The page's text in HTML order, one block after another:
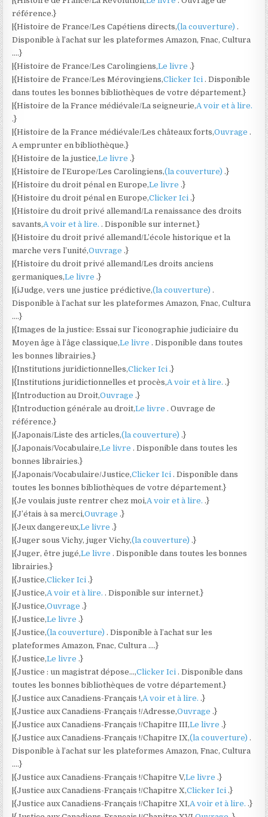
référence.}
|{Histoire de France/Les Capétiens directs,(la couverture).
Disponible à l’achat sur les plateformes Amazon, Fnac, Cultura
….}
|{Histoire de France/Les Carolingiens,Le livre.}
|{Histoire de France/Les Mérovingiens,Clicker Ici. Disponible
dans toutes les bonnes bibliothèques de votre département.}
|{Histoire de la France médiévale/La seigneurie,A voir et à lire.
.}
|{Histoire de la France médiévale/Les châteaux forts,Ouvrage.
A emprunter en bibliothèque.}
|{Histoire de la justice,Le livre.}
|{Histoire de l’Europe/Les Carolingiens,(la couverture).}
|{Histoire du droit pénal en Europe,Le livre.}
|{Histoire du droit pénal en Europe,Clicker Ici.}
|{Histoire du droit privé allemand/La renaissance des droits
savants,A voir et à lire.. Disponible sur internet.}
|{Histoire du droit privé allemand/L’école historique et la
marche vers l’unité,Ouvrage.}
|{Histoire du droit privé allemand/Les droits anciens
germaniques,Le livre.}
|{iJudge, vers une justice prédictive,(la couverture).
Disponible à l’achat sur les plateformes Amazon, Fnac, Cultura
….}
|{Images de la justice: Essai sur l’iconographie judiciaire du
Moyen âge à l’âge classique,Le livre. Disponible dans toutes
les bonnes librairies.}
|{Institutions juridictionnelles,Clicker Ici.}
|{Institutions juridictionnelles et procès,A voir et à lire..}
|{Introduction au Droit,Ouvrage.}
|{Introduction générale au droit,Le livre. Ouvrage de
référence.}
|{Japonais/Liste des articles,(la couverture).}
|{Japonais/Vocabulaire,Le livre. Disponible dans toutes les
bonnes librairies.}
|{Japonais/Vocabulaire/Justice,Clicker Ici. Disponible dans
toutes les bonnes bibliothèques de votre département.}
|{Je voulais juste rentrer chez moi,A voir et à lire..}
|{J’étais à sa merci,Ouvrage.}
|{Jeux dangereux,Le livre.}
|{Juger sous Vichy, juger Vichy,(la couverture).}
|{Juger, être jugé,Le livre. Disponible dans toutes les bonnes
librairies.}
|{Justice,Clicker Ici.}
|{Justice,A voir et à lire.. Disponible sur internet.}
|{Justice,Ouvrage.}
|{Justice,Le livre.}
|{Justice,(la couverture). Disponible à l’achat sur les
plateformes Amazon, Fnac, Cultura ….}
|{Justice,Le livre.}
|{Justice : un magistrat dépose…,Clicker Ici. Disponible dans
toutes les bonnes bibliothèques de votre département.}
|{Justice aux Canadiens-Français !,A voir et à lire..}
|{Justice aux Canadiens-Français !/Adresse,Ouvrage.}
|{Justice aux Canadiens-Français !/Chapitre III,Le livre.}
|{Justice aux Canadiens-Français !/Chapitre IX,(la couverture).
Disponible à l’achat sur les plateformes Amazon, Fnac, Cultura
….}
|{Justice aux Canadiens-Français !/Chapitre V,Le livre.}
|{Justice aux Canadiens-Français !/Chapitre X,Clicker Ici.}
|{Justice aux Canadiens-Français !/Chapitre XI,A voir et à lire..}